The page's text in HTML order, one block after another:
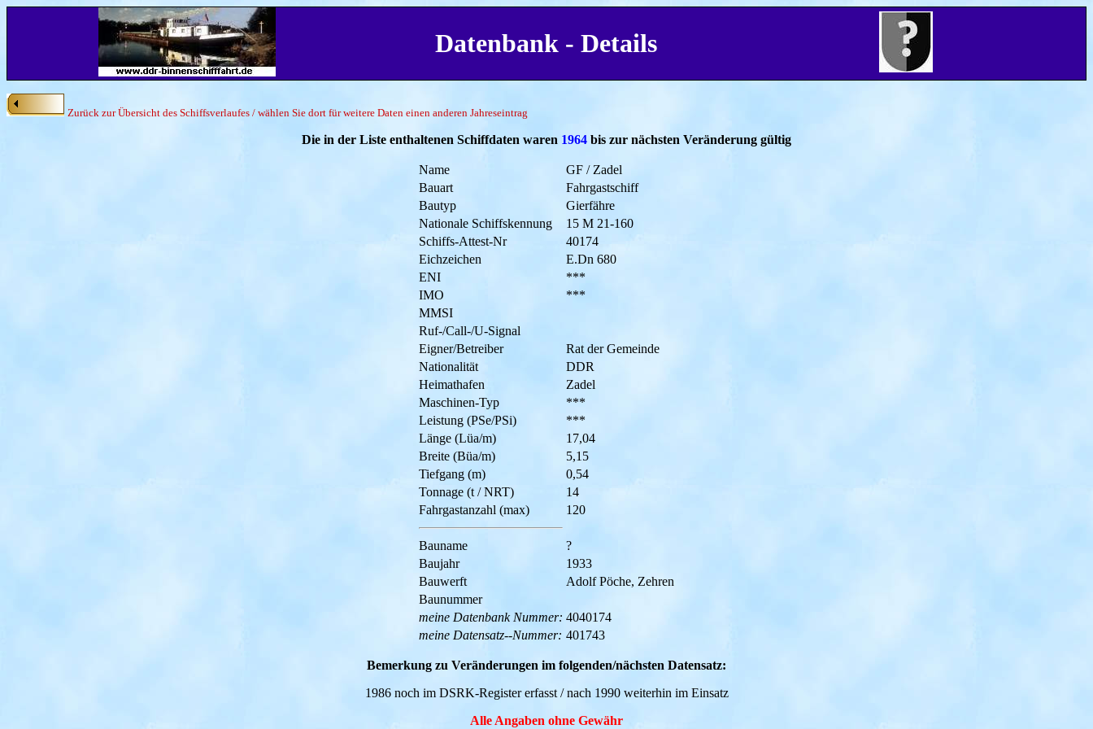
Datenbank - Details
Zurück zur Übersicht des Schiffsverlaufes / wählen Sie dort für weitere Daten einen anderen Jahreseintrag
Die in der Liste enthaltenen Schiffdaten waren 1964 bis zur nächsten Veränderung gültig
Name
GF / Zadel
Bauart
Fahrgastschiff
Bautyp
Gierfähre
Nationale Schiffskennung
15 M 21-160
Schiffs-Attest-Nr
40174
Eichzeichen
E.Dn 680
ENI
***
IMO
***
MMSI
Ruf-/Call-/U-Signal
Eigner/Betreiber
Rat der Gemeinde
Nationalität
DDR
Heimathafen
Zadel
Maschinen-Typ
***
Leistung (PSe/PSi)
***
Länge (Lüa/m)
17,04
Breite (Büa/m)
5,15
Tiefgang (m)
0,54
Tonnage (t / NRT)
14
Fahrgastanzahl (max)
120
Bauname
?
Baujahr
1933
Bauwerft
Adolf Pöche, Zehren
Baunummer
meine Datenbank Nummer: 4040174
meine Datensatz--Nummer: 401743
Bemerkung zu Veränderungen im folgenden/nächsten Datensatz:
1986 noch im DSRK-Register erfasst / nach 1990 weiterhin im Einsatz
Alle Angaben ohne Gewähr